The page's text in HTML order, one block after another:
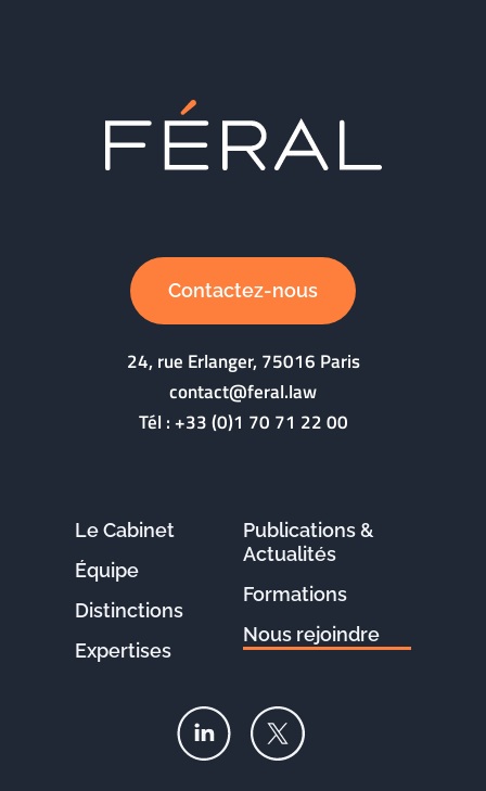
Contactez-nous
24, rue Erlanger, 75016 Paris
contact@feral.law
Tél :+33 (0)1 70 71 22 00
Le Cabinet
Équipe
Distinctions
Expertises
Publications &
Actualités
Formations
Nous rejoindre